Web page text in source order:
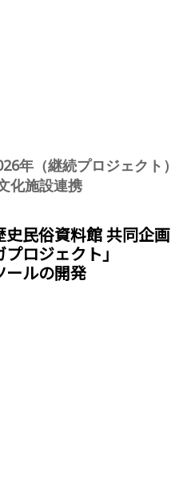
年（継続プロジェクト）
化施設連携
史民俗資料館 共同企画
プロジェクト」
ールの開発